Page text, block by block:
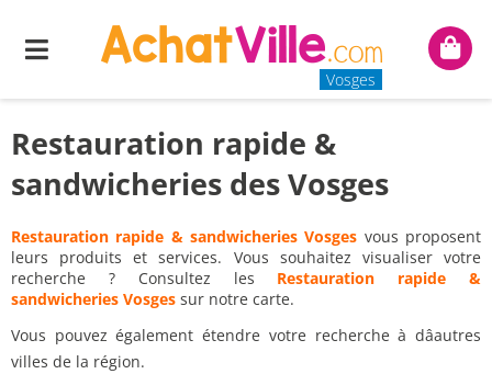
Menu
Vosges
Mon
Restauration rapide &
sandwicheries des Vosges
Restauration rapide & sandwicheries Vosges vous proposent
leurs produits et services. Vous souhaitez visualiser votre
recherche ? Consultez les Restauration rapide &
sandwicheries Vosges sur notre carte.
Vous pouvez également étendre votre recherche à dâautres
villes de la région.